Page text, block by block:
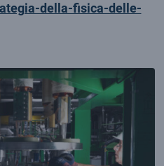
della-fisica-delle-